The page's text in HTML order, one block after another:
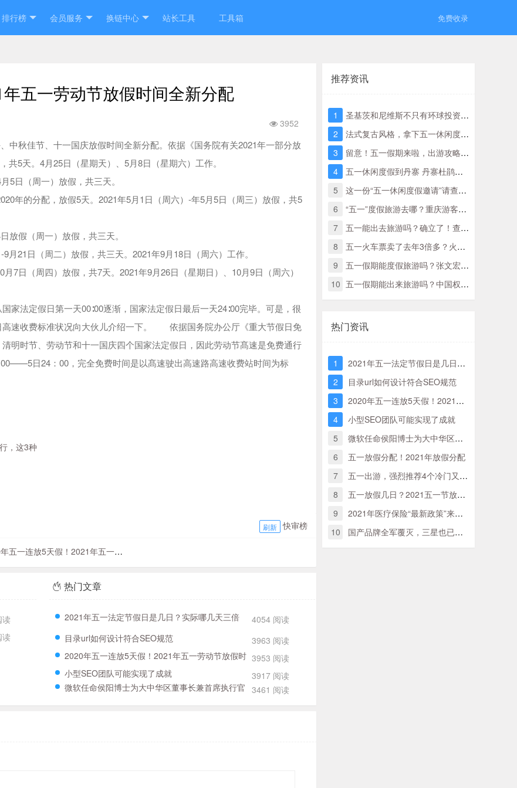
排行榜 会员服务 换链中心 站长工具 工具箱 免费收录
五一劳动节放假时间全新分配
3952
中秋佳节、十一国庆放假时间全新分配。依据《国务院有关2021年一部分放
5天。4月25日（星期天）、5月8日（星期六）工作。
日（周一）放假，共三天。
的分配，放假5天。2021年5月1日（周六）-年5月5日（周三）放假，共5
假（周一）放假，共三天。
日（周二）放假，共三天。2021年9月18日（周六）工作。
日（周四）放假，共7天。2021年9月26日（星期日）、10月9日（周六）
法定假日第一天00∶00逐渐，国家法定假日最后一天24∶00完毕。可是，很
高速收费标准状况向大伙儿介绍一下。 依据国务院办公厅《重大节假日免
明时节、劳动节和十一国庆四个国家法定假日，因此劳动节髙速是免费通行
日24：00，完全免费时间是以髙速驶出高速路高速收费站时间为标
，这3种
刷新 快审榜
一连放5天假！2021年五一劳动节放假时间全新分配
热门文章
2021年五一法定节假日是几日？实际哪几天三倍
工资？附五一三薪时刻表！
4054 阅读
目录url如何设计符合SEO规范
3963 阅读
2020年五一连放5天假！2021年五一劳动节放假时
间全新分配
3953 阅读
小型SEO团队可能实现了成就
3917 阅读
微软任命侯阳博士为大中华区董事长兼首席执行官 3461 阅读
推荐资讯
1
圣基茨和尼维斯不只有环球投资移民，还有好莱坞电影
2
法式复古风格，拿下五一休闲度假穿衣搭配这一件琐事
3
留意！五一假期来啦，出游攻略大全已给你分配好啦！
4
五一休闲度假到丹寨 丹寨杜鹃花正艳时
5
这一份“五一休闲度假邀请”请查收～
6
“五一”度假旅游去哪？重庆游客偏爱海边度假，五一火车车票明起开抢
7
五一能出去旅游吗？确立了！查看更多权威性回应！
8
五一火车票卖了去年3倍多？火车票荒袭来，你抢得五一出游的票了？
9
五一假期能度假旅游吗？张文宏那么说
10 五一假期能出来旅游吗？中国权威专家那样说
热门资讯
1
2021年五一法定节假日是几日？实际哪几天三倍工资？附五一三薪时刻表！
2
目录url如何设计符合SEO规范
3
2020年五一连放5天假！2021年五一劳动节放假时间全新分配
4
小型SEO团队可能实现了成就
5
微软任命侯阳博士为大中华区董事长兼首席执行官
6
五一放假分配！2021年放假分配
7
五一出游，强烈推荐4个冷门又超美丽的旅游地，景色绝美又不担忧人挤人
8
五一放假几日？2021五一节放假分配来了！
9
2021年医疗保险“最新政策”来啦，5月1日宣布执行，什么“转变”须留意？
10
国产品牌全军覆灭，三星也已落伍，美国手机巨头卫冕日本销售量第一